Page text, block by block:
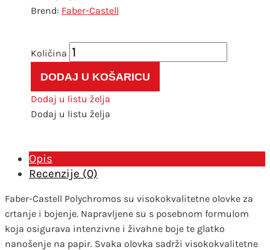
Faber-Castell
Boje
drvene
polychromos
Faber
Castell
količina
DODAJ U KOŠARICU
Dodaj u listu želja
Dodaj u listu želja
Opis
Recenzije (0)
Faber-Castell Polychromos su visokokvalitetne olovke za
crtanje i bojenje. Napravljene su s posebnom formulom
koja osigurava intenzivne i živahne boje te glatko
nanošenje na papir. Svaka olovka sadrži visokokvalitetne